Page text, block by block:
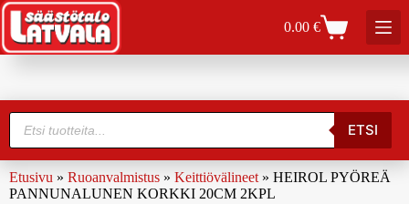
0.00€
ETSI
Etusivu » Ruoanvalmistus » Keittiövälineet » HEIROL PYÖREÄ
PANNUNALUNEN KORKKI 20CM 2KPL